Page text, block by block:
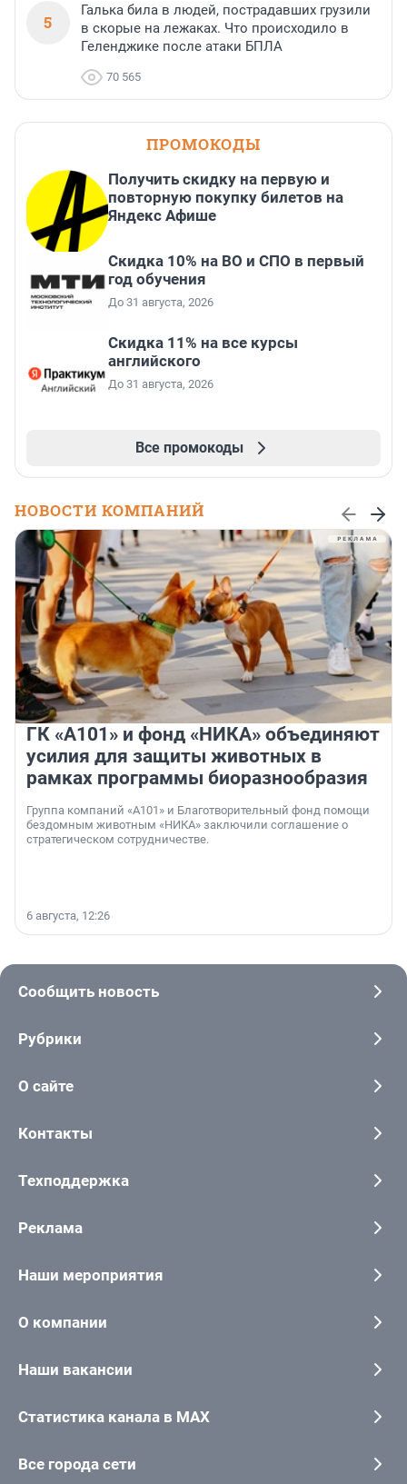
5
Галька била в людей, пострадавших грузили
в скорые на лежаках. Что происходило в
Геленджике после атаки БПЛА
70 565
ПРОМОКОДЫ
Получить скидку на первую и
повторную покупку билетов на
Яндекс Афише
Скидка 10% на ВО и СПО в первый
год обучения
До 31 августа, 2026
Скидка 11% на все курсы
английского
До 31 августа, 2026
Все промокоды
НОВОСТИ КОМПАНИЙ
ГК «А101» и фонд «НИКА» объединяют
усилия для защиты животных в
рамках программы биоразнообразия
Группа компаний «А101» и Благотворительный фонд помощи
бездомным животным «НИКА» заключили соглашение о
стратегическом сотрудничестве.
6 августа, 12:26
Сообщить новость
Рубрики
О сайте
Контакты
Техподдержка
Реклама
Наши мероприятия
О компании
Наши вакансии
Статистика канала в MAX
Все города сети